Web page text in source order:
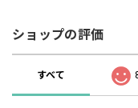
ショップの評価
すべて